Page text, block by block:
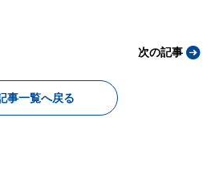
事一覧へ戻る
次の記事